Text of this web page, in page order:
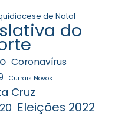
de Natal
do
Coronavírus
Currais Novos
Cruz
Eleições 2022